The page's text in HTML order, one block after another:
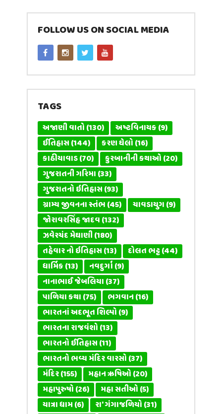
FOLLOW US ON SOCIAL MEDIA
TAGS
અજાણી વાતો(130) અષ્ટવિનાયક(9)
ઈતિહાસ(144) કરણ ઘેલો(16)
કાઠીયાવાડ(70) કુરબાનીની કથાઓ(20)
ગુજરાતની ગરિમા(33)
ગુજરાતનો ઇતિહાસ(93)
ગ્રામ્ય જીવનના સ્તંભ(45) ચાવડાયુગ(9)
જોરાવરસિંહ જાદવ(132)
ઝવેરચંદ મેઘાણી(180)
તહેવાર નો ઇતિહાસ(13) દોલત ભટ્ટ(44)
ધાર્મિક(13) નવદુર્ગા(9)
નાનાભાઈ જેબલિયા(37)
પાળિયા કથા(75) ભગવાન(16)
ભારતનાં અદભૂત શિલ્પો(9)
ભારતના રાજવંશો(13)
ભારતનો ઈતિહાસ(11)
ભારતનો ભવ્ય મંદિર વારસો(37)
મંદિર(155) મહાન ઋષિઓ(20)
મહાપુરુષો(26) મહા સતીઓ(5)
યાત્રા ધામ(6) રા' ગંગાજળિયો(31)